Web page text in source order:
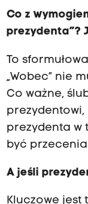
Co z
prezydenta”?
To
„Wobec” nie
Co ważne,
prezydentowi,
prezydenta w
być
A jeśli
Kluczowe jest